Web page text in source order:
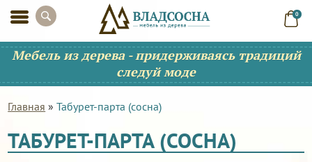
0
Мебель из дерева - придерживаясь традиций
следуй моде
Главная »Табурет-парта (сосна)
ТАБУРЕТ-ПАРТА (СОСНА)